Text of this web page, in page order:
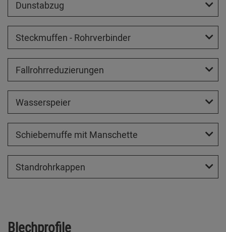
Dunstabzug
Steckmuffen - Rohrverbinder
Fallrohrreduzierungen
Wasserspeier
Schiebemuffe mit Manschette
Standrohrkappen
Blechprofile